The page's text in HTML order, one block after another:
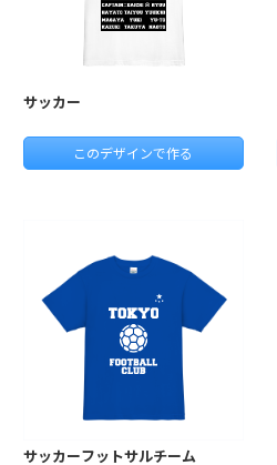
サッカー
このデザインで作る
サッカーフットサルチーム